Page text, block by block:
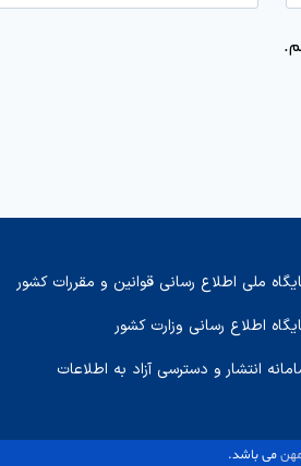
ملی اطلاع رسانی قوانین و مقررات کشور
اطلاع رسانی وزارت کشور
انتشار و دسترسی آزاد به اطلاعات
می باشد.